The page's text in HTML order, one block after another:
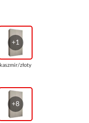
+1
kaszmir/złoty
+8